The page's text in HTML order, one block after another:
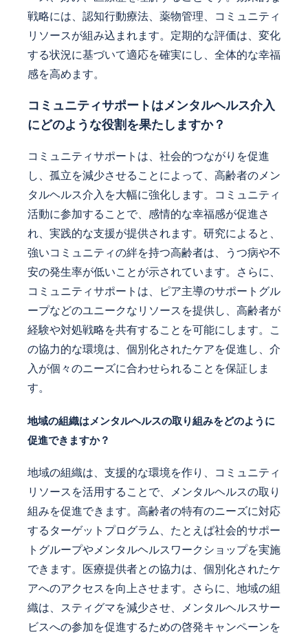
戦略には、認知行動療法、薬物管理、コミュニティ
リソースが組み込まれます。定期的な評価は、変化
する状況に基づいて適応を確実にし、全体的な幸福
感を高めます。
コミュニティサポートはメンタルヘルス介入
にどのような役割を果たしますか？
コミュニティサポートは、社会的つながりを促進
し、孤立を減少させることによって、高齢者のメン
タルヘルス介入を大幅に強化します。コミュニティ
活動に参加することで、感情的な幸福感が促進さ
れ、実践的な支援が提供されます。研究によると、
強いコミュニティの絆を持つ高齢者は、うつ病や不
安の発生率が低いことが示されています。さらに、
コミュニティサポートは、ピア主導のサポートグル
ープなどのユニークなリソースを提供し、高齢者が
経験や対処戦略を共有することを可能にします。こ
の協力的な環境は、個別化されたケアを促進し、介
入が個々のニーズに合わせられることを保証しま
す。
地域の組織はメンタルヘルスの取り組みをどのように
促進できますか？
地域の組織は、支援的な環境を作り、コミュニティ
リソースを活用することで、メンタルヘルスの取り
組みを促進できます。高齢者の特有のニーズに対応
するターゲットプログラム、たとえば社会的サポー
トグループやメンタルヘルスワークショップを実施
できます。医療提供者との協力は、個別化されたケ
アへのアクセスを向上させます。さらに、地域の組
織は、スティグマを減少させ、メンタルヘルスサー
ビスへの参加を促進するための啓発キャンペーンを